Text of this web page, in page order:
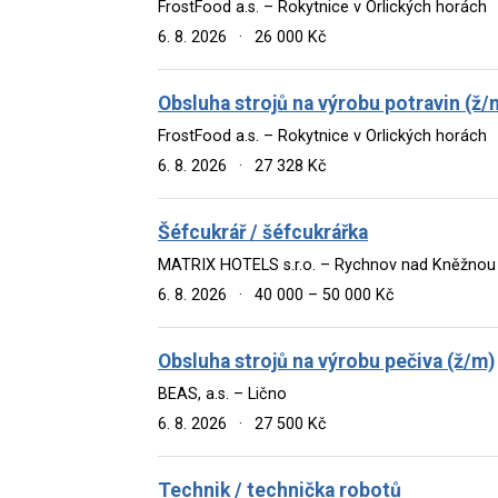
FrostFood a.s. – Rokytnice v Orlických horách
6. 8. 2026
· 26 000 Kč
Obsluha strojů na výrobu potravin (ž/
FrostFood a.s. – Rokytnice v Orlických horách
6. 8. 2026
· 27 328 Kč
Šéfcukrář / šéfcukrářka
MATRIX HOTELS s.r.o. – Rychnov nad Kněžnou
6. 8. 2026
· 40 000 – 50 000 Kč
Obsluha strojů na výrobu pečiva (ž/m)
BEAS, a.s. – Lično
6. 8. 2026
· 27 500 Kč
Technik / technička robotů